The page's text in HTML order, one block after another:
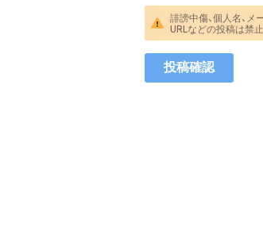
誹謗中傷、個人名、メ
URLなどの投稿は禁止